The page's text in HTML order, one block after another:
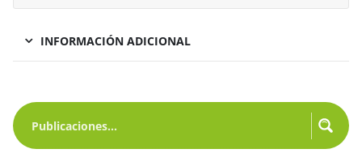
INFORMACIÓN ADICIONAL